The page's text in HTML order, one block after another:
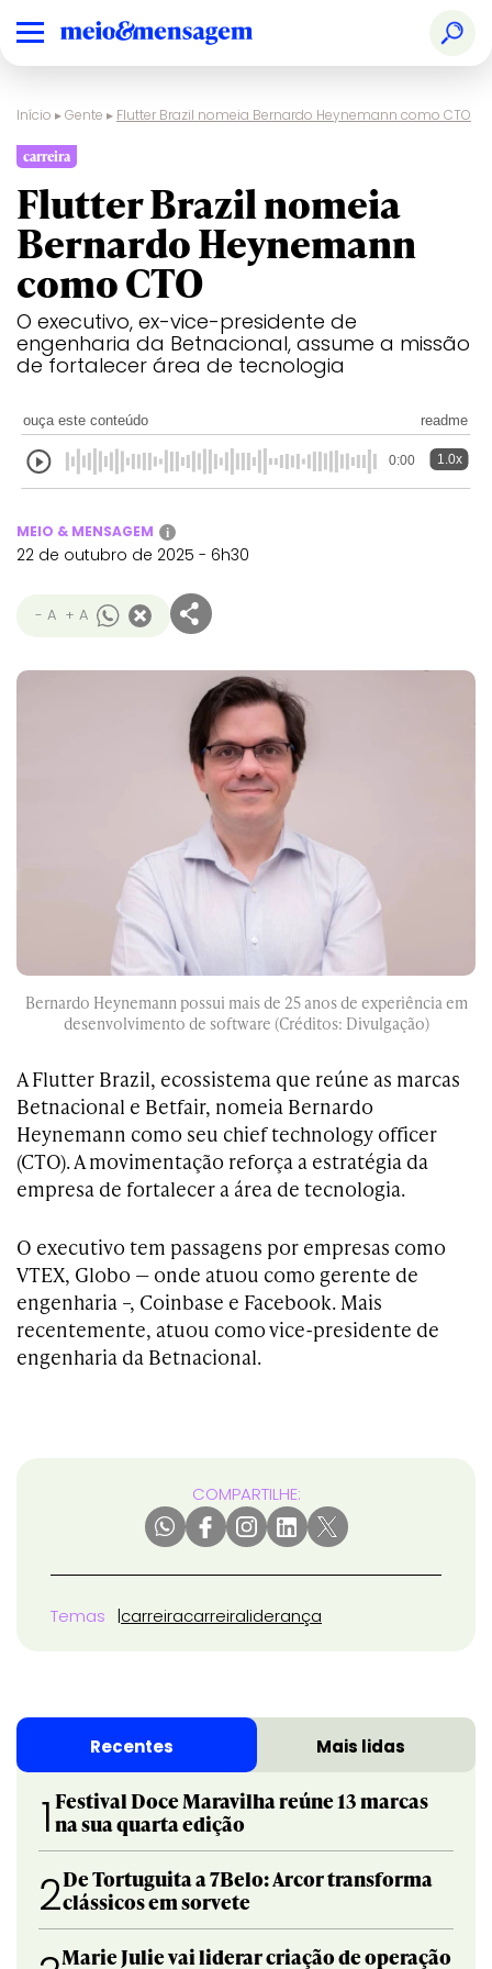
Início ▸Gente ▸ Flutter Brazil nomeia Bernardo Heynemann como CTO
carreira
Flutter Brazil nomeia
Bernardo Heynemann
como CTO
O executivo, ex-vice-presidente de
engenharia da Betnacional, assume a missão
de fortalecer área de tecnologia
ouça este conteúdo readme
0:00 1.0x
MEIO & MENSAGEM i
22 de outubro de 2025 - 6h30
- A + A
Bernardo Heynemann possui mais de 25 anos de experiência em
desenvolvimento de software (Créditos: Divulgação)
A Flutter Brazil, ecossistema que reúne as marcas
Betnacional e Betfair, nomeia Bernardo
Heynemann como seu chief technology officer
(CTO). A movimentação reforça a estratégia da
empresa de fortalecer a área de tecnologia.
O executivo tem passagens por empresas como
VTEX, Globo — onde atuou como gerente de
engenharia –, Coinbase e Facebook. Mais
recentemente, atuou como vice-presidente de
engenharia da Betnacional.
COMPARTILHE:
Temas carreiracarreiraliderança
Recentes Mais lidas
1 Festival Doce Maravilha reúne 13 marcas
na sua quarta edição
2De Tortuguita a 7Belo: Arcor transforma
clássicos em sorvete
Marie Julie vai liderar criação de operação